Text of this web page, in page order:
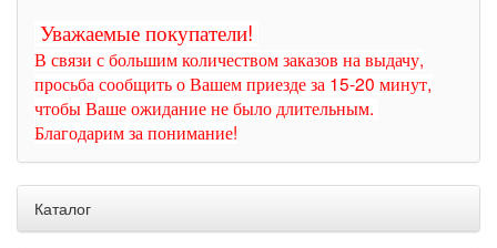
Уважаемые покупатели!
В связи с большим количеством заказов на выдачу,
просьба сообщить о Вашем приезде за 15-20 минут,
чтобы Ваше ожидание не было длительным.
Благодарим за понимание!
Каталог